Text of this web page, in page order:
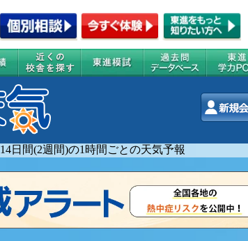
14日間(2週間)の1時間ごとの天気予報